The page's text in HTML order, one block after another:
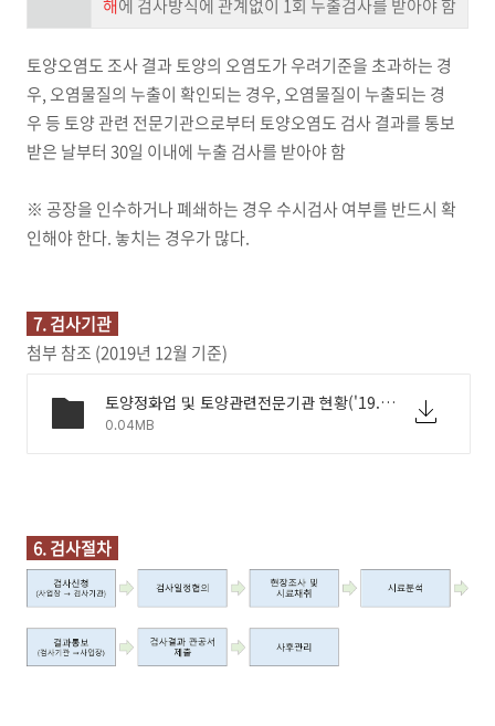
해에 검사방식에 관계없이 1회 누출검사를 받아야 함
토양오염도 조사 결과 토양의 오염도가 우려기준을 초과하는 경
우, 오염물질의 누출이 확인되는 경우, 오염물질이 누출되는 경
우 등 토양 관련 전문기관으로부터 토양오염도 검사 결과를 통보
받은 날부터 30일 이내에 누출 검사를 받아야 함
※ 공장을 인수하거나 폐쇄하는 경우 수시검사 여부를 반드시 확
인해야 한다. 놓치는 경우가 많다.
7. 검사기관
첨부 참조 (2019년 12월 기준)
토양정화업 및 토양관련전문기관 현황('19.12월 기준)(2).xlsx
0.04MB
6. 검사절차